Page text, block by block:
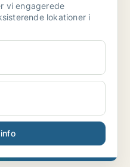
vi engagerede
lokationer i